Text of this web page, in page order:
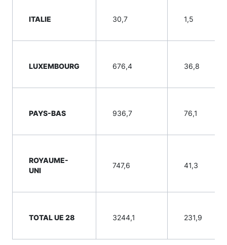
ITALIE 30,7 1,5
LUXEMBOURG 676,4 36,8
PAYS-BAS 936,7 76,1
ROYAUME-
UNI
747,6 41,3
TOTAL UE 28 3244,1 231,9